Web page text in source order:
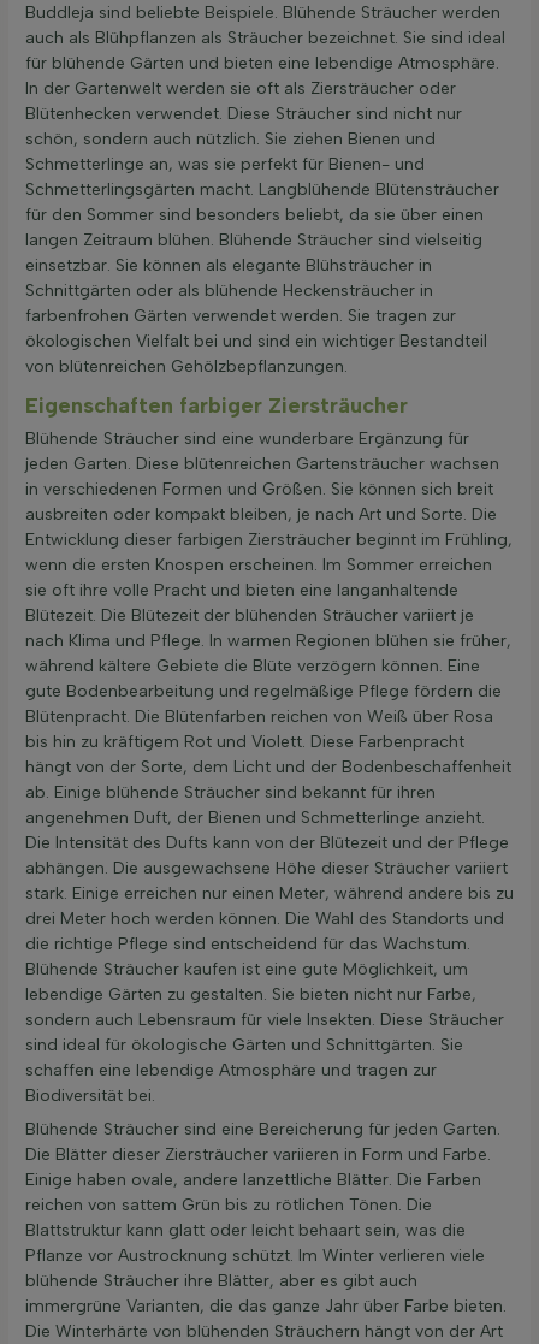
Buddleja sind beliebte Beispiele. Blühende Sträucher werden
auch als Blühpflanzen als Sträucher bezeichnet. Sie sind ideal
für blühende Gärten und bieten eine lebendige Atmosphäre.
In der Gartenwelt werden sie oft als Ziersträucher oder
Blütenhecken verwendet. Diese Sträucher sind nicht nur
schön, sondern auch nützlich. Sie ziehen Bienen und
Schmetterlinge an, was sie perfekt für Bienen- und
Schmetterlingsgärten macht. Langblühende Blütensträucher
für den Sommer sind besonders beliebt, da sie über einen
langen Zeitraum blühen. Blühende Sträucher sind vielseitig
einsetzbar. Sie können als elegante Blühsträucher in
Schnittgärten oder als blühende Heckensträucher in
farbenfrohen Gärten verwendet werden. Sie tragen zur
ökologischen Vielfalt bei und sind ein wichtiger Bestandteil
von blütenreichen Gehölzbepflanzungen.
Eigenschaften farbiger Ziersträucher
Blühende Sträucher sind eine wunderbare Ergänzung für
jeden Garten. Diese blütenreichen Gartensträucher wachsen
in verschiedenen Formen und Größen. Sie können sich breit
ausbreiten oder kompakt bleiben, je nach Art und Sorte. Die
Entwicklung dieser farbigen Ziersträucher beginnt im Frühling,
wenn die ersten Knospen erscheinen. Im Sommer erreichen
sie oft ihre volle Pracht und bieten eine langanhaltende
Blütezeit. Die Blütezeit der blühenden Sträucher variiert je
nach Klima und Pflege. In warmen Regionen blühen sie früher,
während kältere Gebiete die Blüte verzögern können. Eine
gute Bodenbearbeitung und regelmäßige Pflege fördern die
Blütenpracht. Die Blütenfarben reichen von Weiß über Rosa
bis hin zu kräftigem Rot und Violett. Diese Farbenpracht
hängt von der Sorte, dem Licht und der Bodenbeschaffenheit
ab. Einige blühende Sträucher sind bekannt für ihren
angenehmen Duft, der Bienen und Schmetterlinge anzieht.
Die Intensität des Dufts kann von der Blütezeit und der Pflege
abhängen. Die ausgewachsene Höhe dieser Sträucher variiert
stark. Einige erreichen nur einen Meter, während andere bis zu
drei Meter hoch werden können. Die Wahl des Standorts und
die richtige Pflege sind entscheidend für das Wachstum.
Blühende Sträucher kaufen ist eine gute Möglichkeit, um
lebendige Gärten zu gestalten. Sie bieten nicht nur Farbe,
sondern auch Lebensraum für viele Insekten. Diese Sträucher
sind ideal für ökologische Gärten und Schnittgärten. Sie
schaffen eine lebendige Atmosphäre und tragen zur
Biodiversität bei.
Blühende Sträucher sind eine Bereicherung für jeden Garten.
Die Blätter dieser Ziersträucher variieren in Form und Farbe.
Einige haben ovale, andere lanzettliche Blätter. Die Farben
reichen von sattem Grün bis zu rötlichen Tönen. Die
Blattstruktur kann glatt oder leicht behaart sein, was die
Pflanze vor Austrocknung schützt. Im Winter verlieren viele
blühende Sträucher ihre Blätter, aber es gibt auch
immergrüne Varianten, die das ganze Jahr über Farbe bieten.
Die Winterhärte von blühenden Sträuchern hängt von der Art